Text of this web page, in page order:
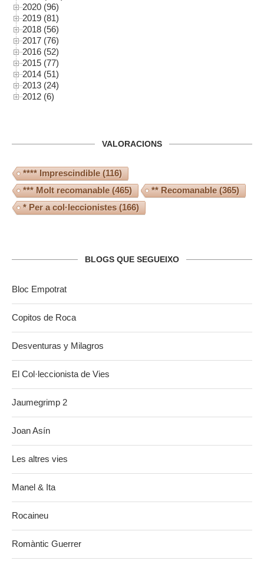
2020 (96)
2019 (81)
2018 (56)
2017 (76)
2016 (52)
2015 (77)
2014 (51)
2013 (24)
2012 (6)
VALORACIONS
**** Imprescindible(116)
*** Molt recomanable(465) ** Recomanable(365)
* Per a col·leccionistes (166)
BLOGS QUE SEGUEIXO
Bloc Empotrat
Copitos de Roca
Desventuras y Milagros
El Col·leccionista de Vies
Jaumegrimp 2
Joan Asín
Les altres vies
Manel & Ita
Rocaineu
Romàntic Guerrer